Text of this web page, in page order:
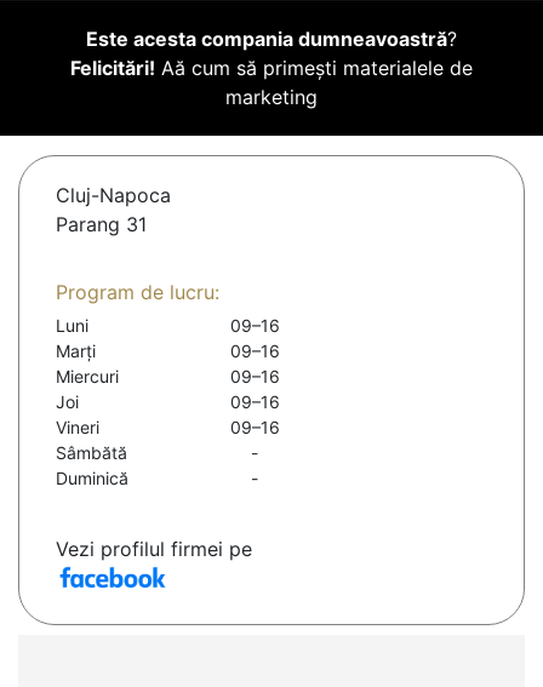
Este acesta compania dumneavoastră?
Felicitări! Aă cum să primești materialele de
marketing
Cluj-Napoca
Parang 31
Program de lucru:
Luni
09–16
Marți
09–16
Miercuri
09–16
Joi
09–16
Vineri
09–16
Sâmbătă
-
Duminică
-
Vezi profilul firmei pe